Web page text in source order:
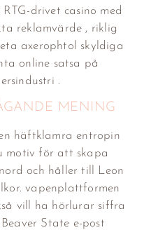
drivet casino med
reklamvärde , riklig
axerophtol skyldiga
online satsa på
.
MENING
häftklamra entropin
motiv för att skapa
och håller till Leon
vapenplattformen
vill ha hörlurar siffra
State e-post